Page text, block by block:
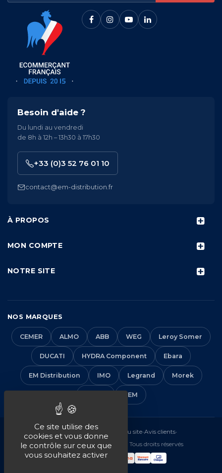
À PROPOS
MON COMPTE
NOTRE SITE
Besoin d'aide ?
Du lundi au vendredi
de 8h à 12h – 13h30 à 17h30
+33 (0)3 52 76 01 10
contact@em-distribution.fr
NOS MARQUES
CEMER ALMO ABB WEG Leroy Somer
DUCATI HYDRA Component Ebara
EM Distribution IMO Legrand Morek
VEM
Mentions légales•CGV Plan du site•Avis clients•
© 2016-2026 EM Distribution - Tous droits réservés
Ce site utilise des
cookies et vous donne
le contrôle sur ceux que
vous souhaitez activer